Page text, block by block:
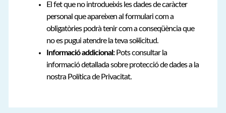
El fet que no introdueixis les dades de caràcter
personal que apareixen al formulari com a
obligatòries podrà tenir com a conseqüència que
no es pugui atendre la teva sol·licitud.
Informació addicional:Pots consultar la
informació detallada sobre protecció de dades a la
nostra Política de Privacitat.